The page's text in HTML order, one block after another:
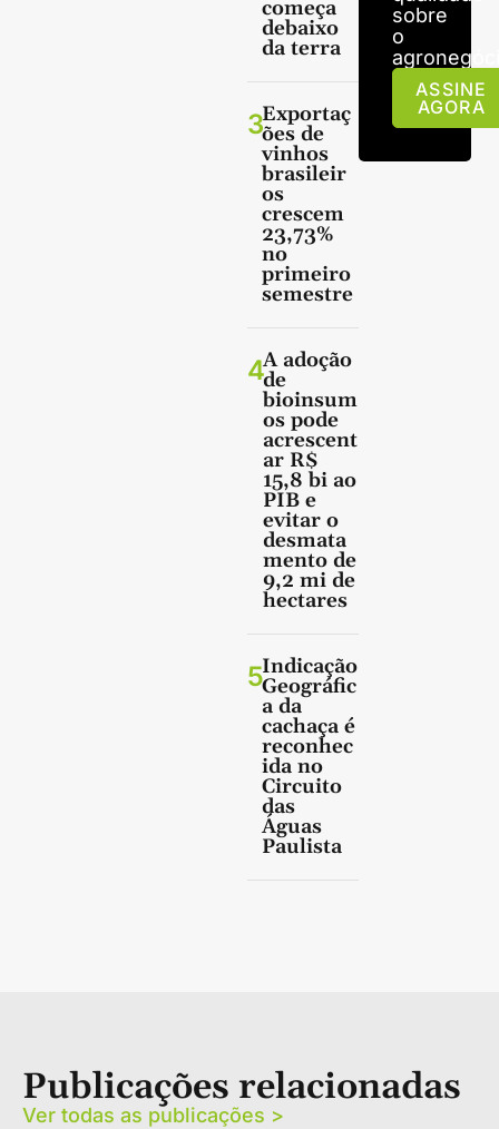
começa
debaixo
da terra
3Exportaç
ões de
vinhos
brasileir
os
crescem
23,73%
no
primeiro
semestre
4A adoção
de
bioinsum
os pode
acrescent
ar R$
15,8 bi ao
PIB e
evitar o
desmata
mento de
9,2 mi de
hectares
5Indicação
Geográfic
a da
cachaça é
reconhec
ida no
Circuito
das
Águas
Paulista
sobre
o
ASSINE
AGORA
Publicações relacionadas
Ver todas as publicações >